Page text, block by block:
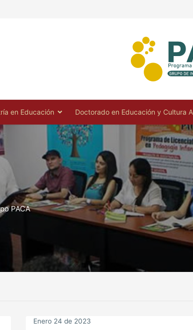
en Educación Doctorado en Educación y Cultura
PACA
Enero 24 de 2023